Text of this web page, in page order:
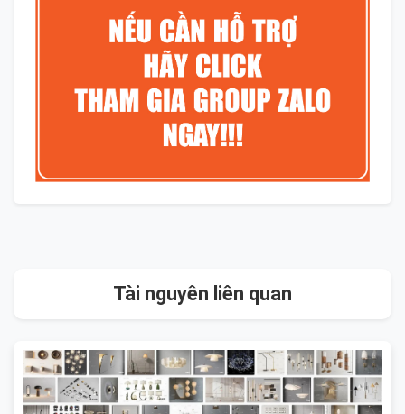
Tài nguyên liên quan